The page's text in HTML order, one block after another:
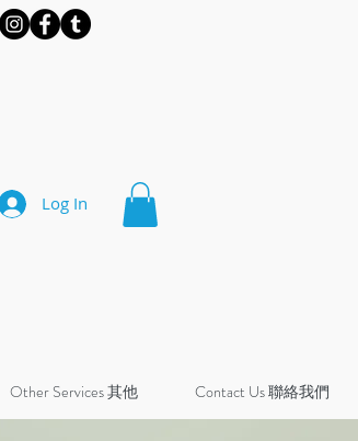
Log In
Other Services 其他 Contact Us 聯絡我們